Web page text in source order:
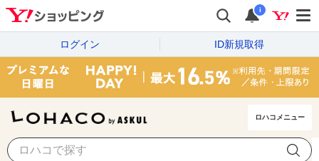
i
ログイン ID新規取得
ロハコメニュー